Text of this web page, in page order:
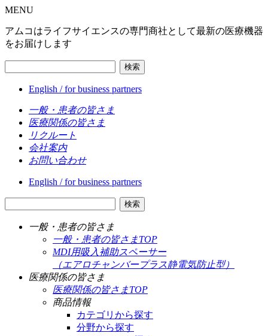
MENU
アムコはライフサイエンスの専門商社として最新の医療機器
をお届けします
検索
English / for business partners
一般・患者の皆さま
医療関係の皆さま
リクルート
会社案内
お問い合わせ
English / for business partners
検索
一般・患者の皆さま
一般・患者の皆さまTOP
MDI用吸入補助スペーサー
（エアロチャンバープラス静電気防止型）
医療関係の皆さま
医療関係の皆さまTOP
商品情報
カテゴリから探す
分野から探す